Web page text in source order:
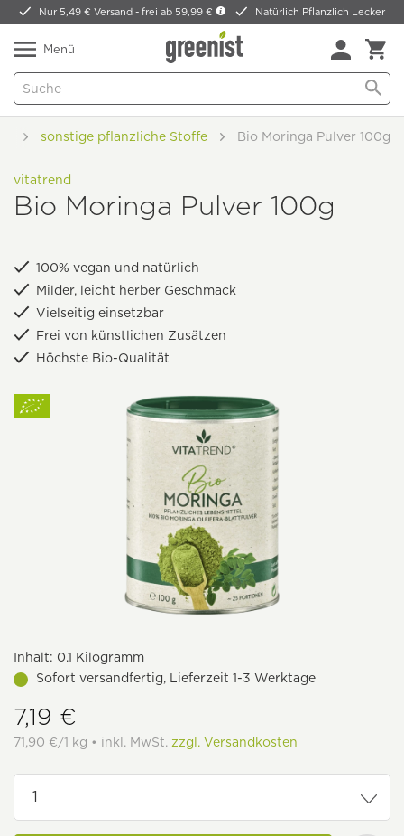
Nur 5,49 € Versand -frei ab 59,99 € Natürlich Pflanzlich Lecker
Menü
sonstige pflanzliche Stoffe Bio Moringa Pulver 100g
vitatrend
Bio Moringa Pulver 100g
100% vegan und natürlich
Milder, leicht herber Geschmack
Vielseitig einsetzbar
Frei von künstlichen Zusätzen
Höchste Bio-Qualität
Inhalt: 0.1 Kilogramm
Sofort versandfertig, Lieferzeit 1-3 Werktage
7,19 €
71,90 €/1 kg • inkl. MwSt. zzgl. Versandkosten